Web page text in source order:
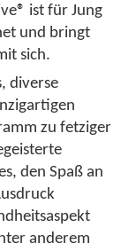
ist für Jung
und bringt
sich.
diverse
zu fetziger
den Spaß an
anderem